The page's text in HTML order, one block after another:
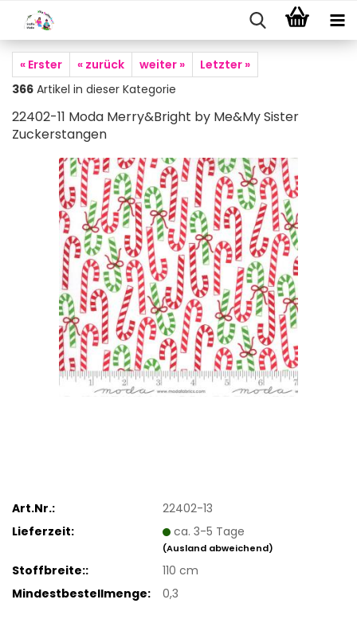
« Erster « zurück weiter »
Letzter »
366 Artikel in dieser Kategorie
22402-11 Moda Merry&Bright by Me&My Sister
Zuckerstangen
Art.Nr.:
22402-13
Lieferzeit:
ca. 3-5 Tage
(Ausland abweichend)
Stoffbreite::
110 cm
Mindestbestellmenge:
0,3